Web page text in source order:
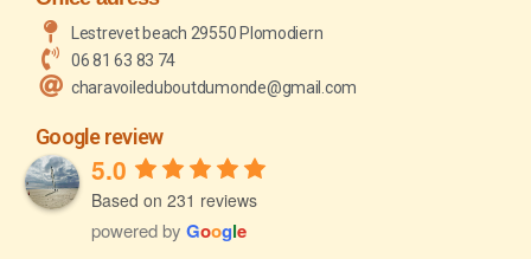
Lestrevet beach 29550 Plomodiern
06 81 63 83 74
charavoileduboutdumonde@gmail.com
Google review
5.0
Based on 231 reviews
powered by Google